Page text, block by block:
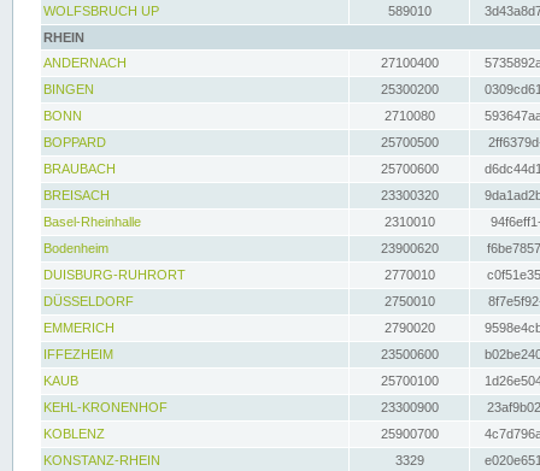
WOLFSBRUCH UP
589010
RHEIN
ANDERNACH
27100400
BINGEN
25300200
BONN
2710080
BOPPARD
25700500
BRAUBACH
25700600
BREISACH
23300320
Basel-Rheinhalle
2310010
Bodenheim
23900620
DUISBURG-RUHRORT
2770010
DÜSSELDORF
2750010
EMMERICH
2790020
IFFEZHEIM
23500600
KAUB
25700100
KEHL-KRONENHOF
23300900
KOBLENZ
25900700
KONSTANZ-RHEIN
3329